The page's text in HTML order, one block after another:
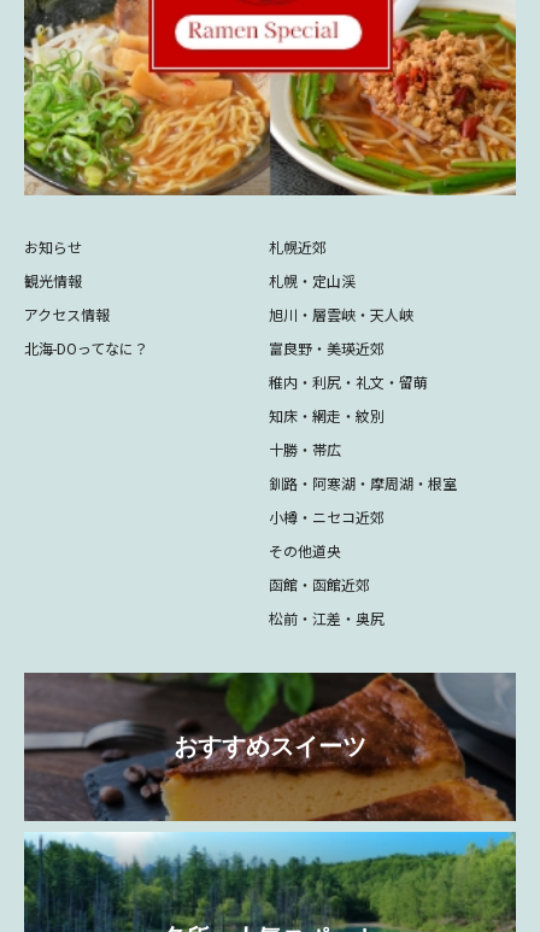
お知らせ
観光情報
アクセス情報
北海-DOってなに？
札幌近郊
札幌・定山渓
旭川・層雲峡・天人峡
富良野・美瑛近郊
稚内・利尻・礼文・留萌
知床・網走・紋別
十勝・帯広
釧路・阿寒湖・摩周湖・根室
小樽・ニセコ近郊
その他道央
函館・函館近郊
松前・江差・奥尻
おすすめスイーツ